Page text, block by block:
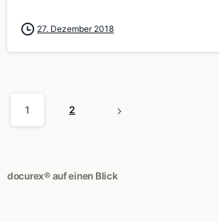
27. Dezember 2018
1 2
docurex® auf einen Blick